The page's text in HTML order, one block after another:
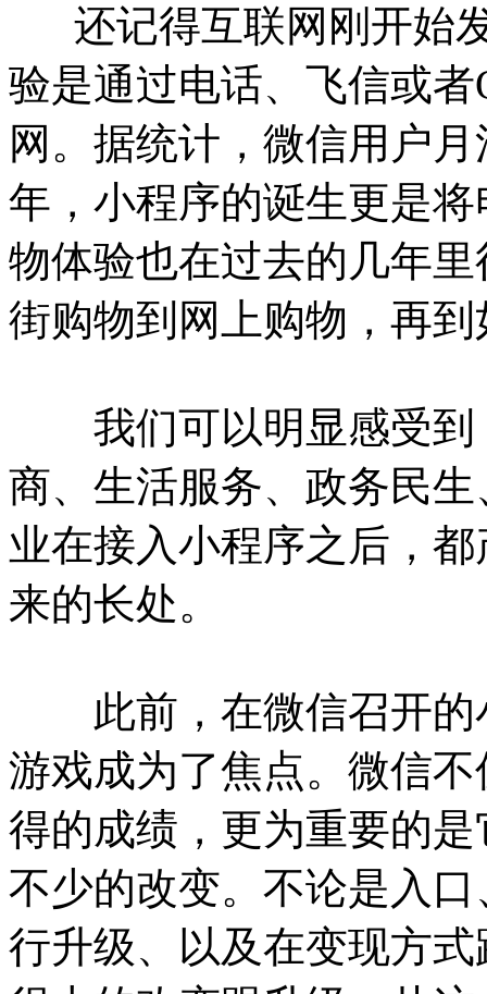
还记得互联网刚开始
验是通过电话、飞信或
网。据统计，微信用户
年，小程序的诞生更是
物体验也在过去的几年
街购物到网上购物，再
我们可以明显感受到
商、生活服务、政务民
业在接入小程序之后，
来的长处。
此前，在微信召开的
游戏成为了焦点。微信
得的成绩，更为重要的
不少的改变。不论是入
行升级、以及在变现方